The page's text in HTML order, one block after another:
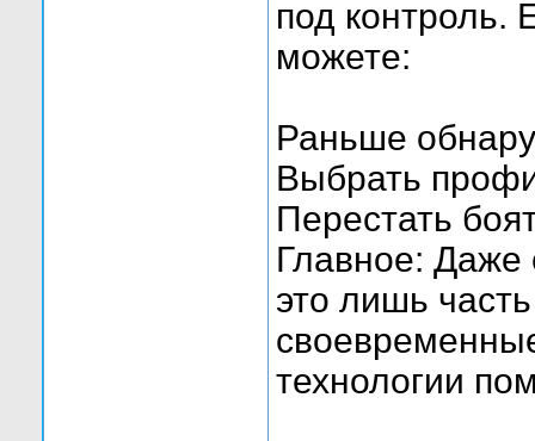
под контроль.
можете:
Раньше
Выбрать
Перестать
Главное:
это лишь
технологии